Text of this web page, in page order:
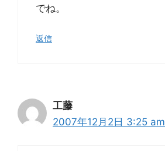
でね。
返信
工藤
2007年12月2日 3:25 am